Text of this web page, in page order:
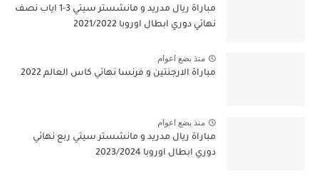
مباراة ريال مدريد و مانشستر سيتي 3-1 اياب نصف
نهائي دوري ابطال اوروبا 2021/2022
منذ بضع اعوام
مباراة الارجنتين و فرنسا نهائي كاس العالم 2022
منذ بضع اعوام
مباراة ريال مدريد و مانشستر سيتي ربع نهائي
دوري ابطال اوروبا 2023/2024